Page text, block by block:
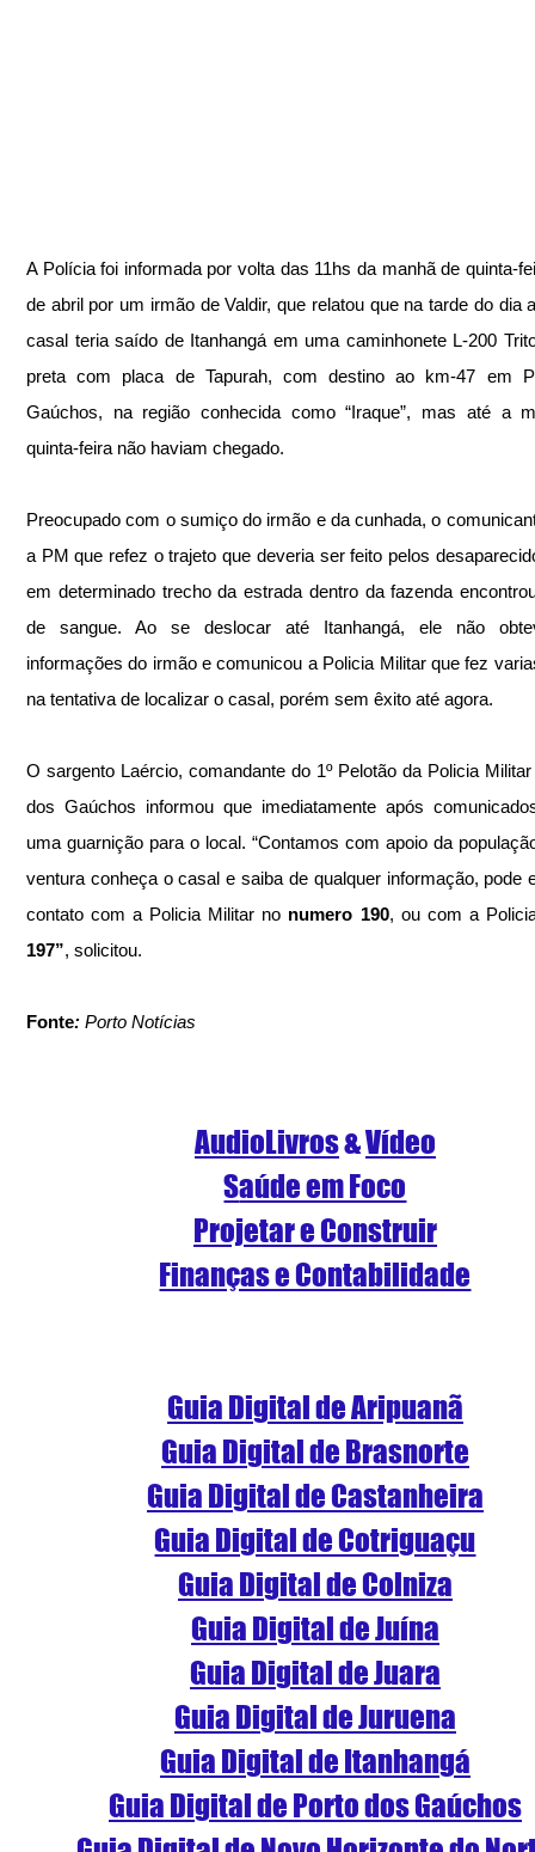
A Polícia foi informada por volta das 11hs da manhã de quinta-
de abril por um irmão de Valdir, que relatou que na tarde do dia
casal teria saído de Itanhangá em uma caminhonete L-200
preta com placa de Tapurah, com destino ao km-47 em
Gaúchos, na região conhecida como “Iraque”, mas até a
quinta-feira não haviam chegado.
Preocupado com o sumiço do irmão e da cunhada, o
a PM que refez o trajeto que deveria ser feito pelos
em determinado trecho da estrada dentro da fazenda
de sangue. Ao se deslocar até Itanhangá, ele não
informações do irmão e comunicou a Policia Militar que fez
na tentativa de localizar o casal, porém sem êxito até agora.
O sargento Laércio, comandante do 1º Pelotão da Policia
dos Gaúchos informou que imediatamente após
uma guarnição para o local. “Contamos com apoio da
ventura conheça o casal e saiba de qualquer informação, pode
contato com a Policia Militar no numero 190
197”, solicitou.
Fonte: Porto Notícias
AudioLivros & Vídeo
Saúde em Foco
Projetar e Construir
Finanças e Contabilidade
Guia Digital de Aripuanã
Guia Digital de Brasnorte
Guia Digital de Castanheira
Guia Digital de Cotriguaçu
Guia Digital de Colniza
Guia Digital de Juína
Guia Digital de Juara
Guia Digital de Juruena
Guia Digital de Itanhangá
Guia Digital de Porto dos Gaúchos